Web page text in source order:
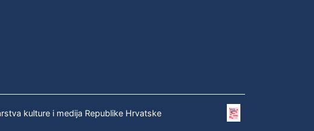
kulture i medija Republike Hrvatske